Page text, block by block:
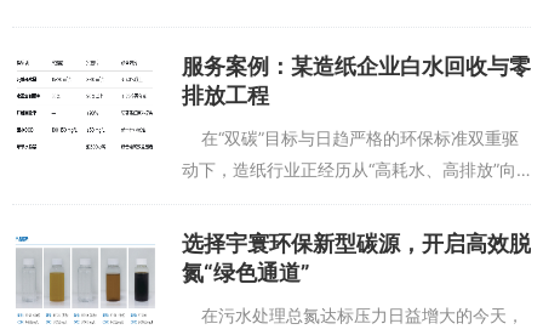
工业废水治理的核心，一个是毒，一个是难降解。光靠物理化学方
法，成本太高。微生物菌剂换个思路，把敌人变成朋友。用强化过的
特殊菌群，去吃掉那些常规污泥处理不了的污染物。
我们这款RT-DecODToxic菌剂，耐高毒、启动快、适应宽，是化
工、制药、焦化等行业废水生化段的好帮手。
如果你正为高COD高毒性废水发愁，可以联系我们技术团队。我们
有水质检测、菌剂选型、现场小试这些全套技术支持。
癌性。因此，其安全性完全取决于产品质量
（单体残留量...
服务案例：某造纸企业白水回收与零
排放工程
在“双碳”目标与日趋严格的环保标准双重驱
动下，造纸行业正经历从“高耗水、高排放”向
“绿色低碳、循环经济”的深刻转型。造纸工业
是典型的高耗水、高污染行业，其生产过程中
产生的废...
选择宇寰环保新型碳源，开启高效脱
氮“绿色通道”
在污水处理总氮达标压力日益增大的今天，